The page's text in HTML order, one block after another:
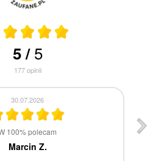
5/5
177opinii
30.07.2026
100% polecam
Marcin Z.